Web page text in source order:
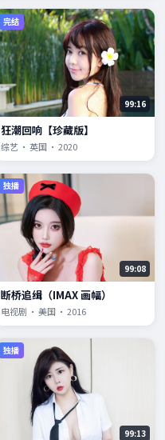
完结
99:16
狂潮回响【珍藏版】
综艺 · 英国 · 2020
独播
99:08
断桥追缉（IMAX 画幅）
电视剧 · 美国 · 2016
独播
99:13